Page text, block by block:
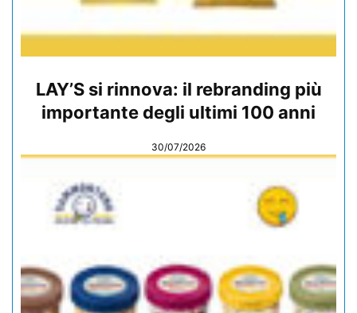
LAY’S si rinnova: il rebranding più
importante degli ultimi 100 anni
30/07/2026